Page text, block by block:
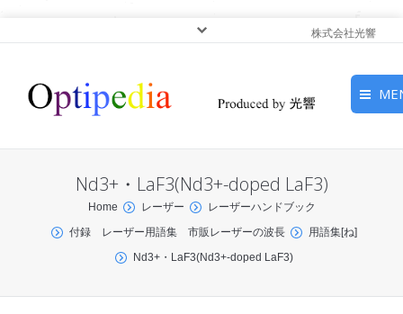
株式会社光響
ピックアップ
光基礎・光源
Nd3+・LaF3(Nd3+-doped LaF3)
You are here:
Home レーザー
レーザーハンドブック
付録 レーザー用語集 市販レーザーの波長
用語集[ね]
Nd3+・LaF3(Nd3+-doped LaF3)